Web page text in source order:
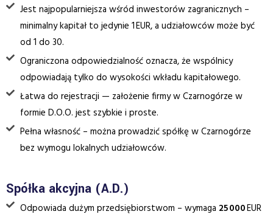
Jest najpopularniejsza wśród inwestorów zagranicznych –
minimalny kapitał to jedynie 1 EUR, a udziałowców może być
od 1 do 30.
Ograniczona odpowiedzialność oznacza, że wspólnicy
odpowiadają tylko do wysokości wkładu kapitałowego.
Łatwa do rejestracji — założenie firmy w Czarnogórze w
formie D.O.O. jest szybkie i proste.
Pełna własność – można prowadzić spółkę w Czarnogórze
bez wymogu lokalnych udziałowców.
Spółka akcyjna (A.D.)
Odpowiada dużym przedsiębiorstwom – wymaga 25 000EUR